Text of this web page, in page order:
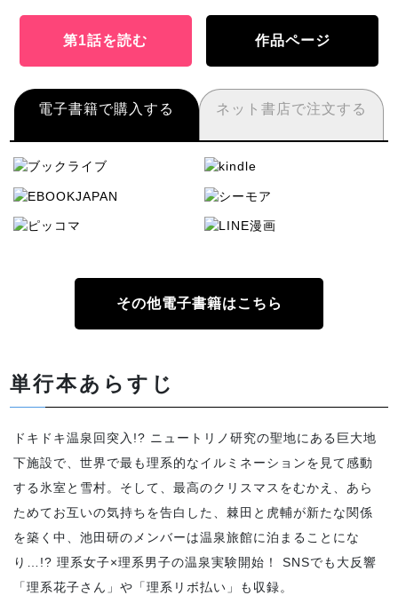
第1話を読む 作品ページ
電子書籍で購入する ネット書店で注文する
その他電子書籍はこちら
単行本あらすじ
ドキドキ温泉回突入!? ニュートリノ研究の聖地にある巨大地
下施設で、世界で最も理系的なイルミネーションを見て感動
する氷室と雪村。そして、最高のクリスマスをむかえ、あら
ためてお互いの気持ちを告白した、棘田と虎輔が新たな関係
を築く中、池田研のメンバーは温泉旅館に泊まることにな
り…!? 理系女子×理系男子の温泉実験開始！ SNSでも大反響
「理系花子さん」や「理系リボ払い」も収録。